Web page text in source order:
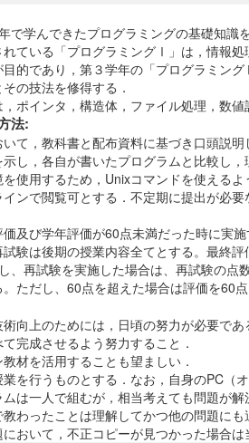
で学んできたプログラミングの基礎知識
ている「プログラミングⅠ」は，情報
目的であり，第３学年の「プログラミン
の技法を修得する．
ポインタ，構造体，ファイル処理，数
法:
て，教科書と配布資料に基づき口頭説
し，各自が書いたプログラムと比較し
使用するため，Unixコマンドを使える
ンで閲覧可とする．不定期に提出が必
及び学年評価が60点未満だった時に実
験は後期の授業内容全てとする。最終
、再試験を実施した場合は、再試験の
ただし、60点を超えた場合は評価を60
向上のためには，日頃の努力が必要で
完成させるよう努力すること．
材を活用することも望ましい．
を行うものとする．なお，自身のPC（
は一人で組むが，相当考えても問題が
わったことは理解してかつ他の問題に
おいて，不正コピーが見つかった場合